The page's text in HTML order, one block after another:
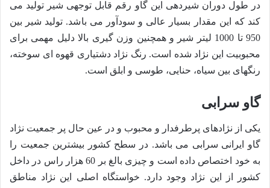
در طول دوران شیردهی این گاو رقم قابل توجهی شیر تولید می
کند که این مقدار بسیار عالی و سودآور می باشد. تولید شیر بین
950 تا 1000 لیتر شیر و همچنین وزن گیری بالا دلیل مهمی برای
محبوبیت این نژاد شده است. رنگ نژاد دشتیاری قهوه ای سوخته،
رنگهای بین سیاه، حنایی، طوسی و ابلق است.
گاو سرابی
یکی از نژادهای پرطرفدار و محبوب و در عین حال پر جمعیت نژاد
گاو ایرانی سرابی می باشد. در سطح کشور بیشترین جمعیت را
به خود اختصاص داده است و چیزی بالغ بر 60 هزار راس در داخل
کشور از این نژاد وجود دارد. خواستگاه اصلی این نژاد مناطق